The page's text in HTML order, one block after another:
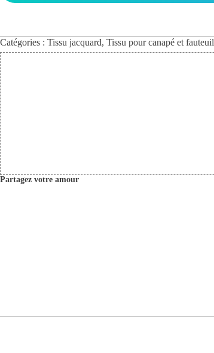
Catégories : Tissu jacquard, Tissu pour canapé et fauteuil
Partagez votre amour